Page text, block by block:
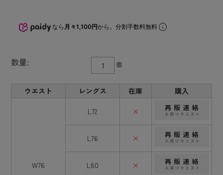
なら 月々1,100円から。分割手数料無料
数量: 個
ウエスト レングス 在庫 購入
W76
L72 ×
L76 ×
L80 ×